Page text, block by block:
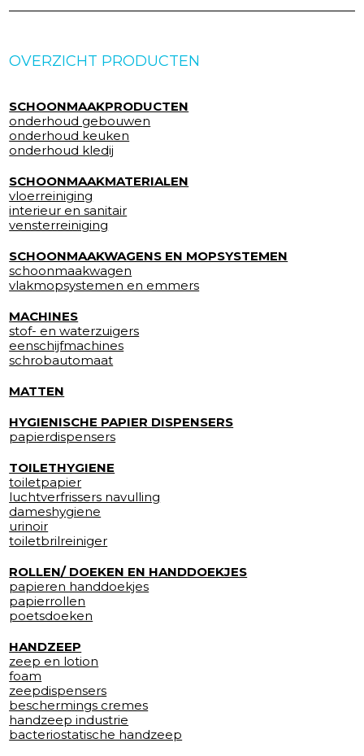
OVERZICHT PRODUCTEN
SCHOONMAAKPRODUCTEN
onderhoud gebouwen
onderhoud keuken
onderhoud kledij
SCHOONMAAKMATERIALEN
vloerreiniging
interieur en sanitair
vensterreiniging
SCHOONMAAKWAGENS EN MOPSYSTEMEN
schoonmaakwagen
vlakmopsystemen en emmers
MACHINES
stof- en waterzuigers
eenschijfmachines
schrobautomaat
MATTEN
HYGIENISCHE PAPIER DISPENSERS
papierdispensers
TOILETHYGIENE
toiletpapier
luchtverfrissers navulling
dameshygiene
urinoir
toiletbrilreiniger
ROLLEN/ DOEKEN EN HANDDOEKJES
papieren handdoekjes
papierrollen
poetsdoeken
HANDZEEP
zeep en lotion
foam
zeepdispensers
beschermings cremes
handzeep industrie
bacteriostatische handzeep